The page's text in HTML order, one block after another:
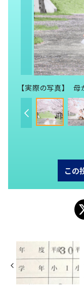
【実際の写真】 母
この